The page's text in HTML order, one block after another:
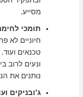
מסייע.
תומכי
חיוניים לא
טכנאים
נותנים את
ג'ובניקים